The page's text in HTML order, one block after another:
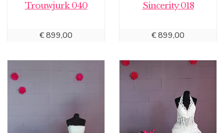
Trouwjurk 040
€899,00
Sincerity 018
€899,00